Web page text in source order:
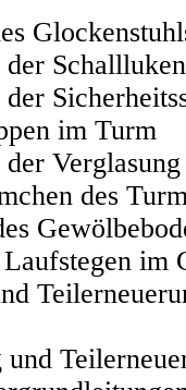
der Schallluken
im Turm
des
im